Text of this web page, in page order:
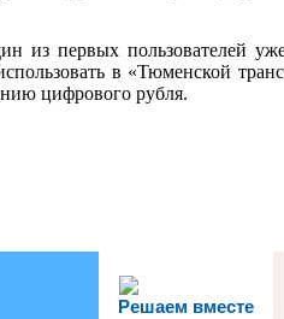
из первых пользователей
в «Тюменской
цифрового рубля.
Решаем вместе